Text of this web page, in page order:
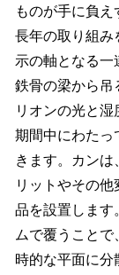
ものが手に負
長年の取り組み
示の軸となる一
鉄骨の梁から吊
リオンの光と
期間中にわたっ
きます。カン
リットやその
品を設置します
ムで覆うこと
時的な平面に分